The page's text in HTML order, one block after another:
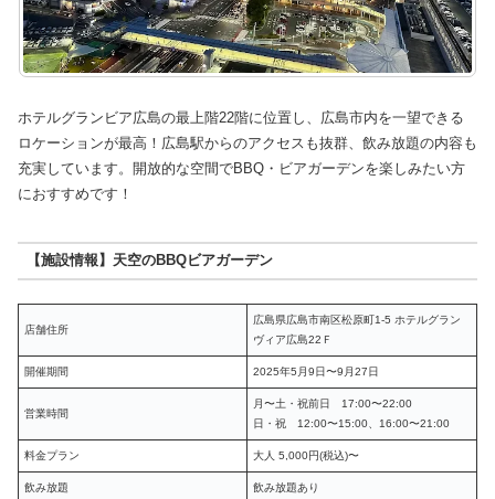
ホテルグランビア広島の最上階22階に位置し、広島市内を一望できる
ロケーションが最高！広島駅からのアクセスも抜群、飲み放題の内容も
充実しています。開放的な空間でBBQ・ビアガーデンを楽しみたい方
におすすめです！
【施設情報】天空のBBQビアガーデン
店舗住所
広島県広島市南区松原町1-5 ホテルグラン
ヴィア広島22Ｆ
開催期間 2025年5月9日〜9月27日
営業時間
月〜土・祝前日 17:00〜22:00
日・祝 12:00〜15:00、16:00〜21:00
料金プラン 大人 5,000円(税込)〜
飲み放題 飲み放題あり